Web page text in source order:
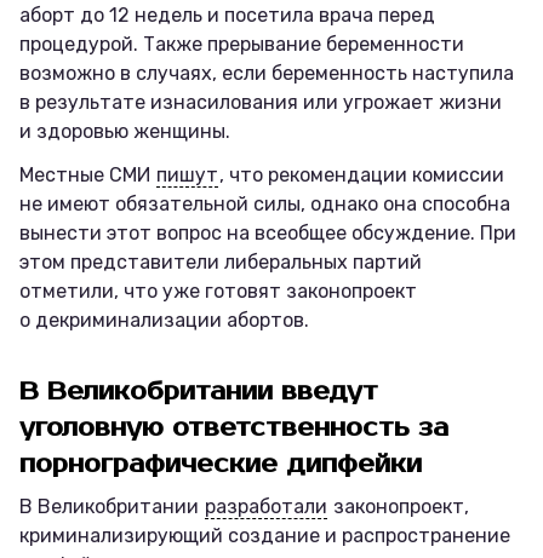
аборт до 12 недель и посетила врача перед
процедурой. Также прерывание беременности
возможно в случаях, если беременность наступила
в результате изнасилования или угрожает жизни
и здоровью женщины.
Местные СМИ пишут, что рекомендации комиссии
не имеют обязательной силы, однако она способна
вынести этот вопрос на всеобщее обсуждение. При
этом представители либеральных партий
отметили, что уже готовят законопроект
о декриминализации абортов.
В Великобритании введут
уголовную ответственность за
порнографические дипфейки
В Великобритании разработали законопроект,
криминализирующий создание и распространение